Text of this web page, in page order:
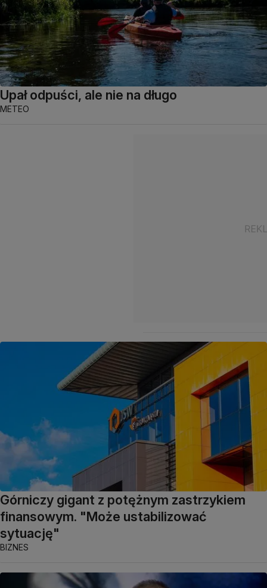
Upał odpuści, ale nie na długo
METEO
Górniczy gigant z potężnym zastrzykiem
finansowym. "Może ustabilizować
sytuację"
BIZNES